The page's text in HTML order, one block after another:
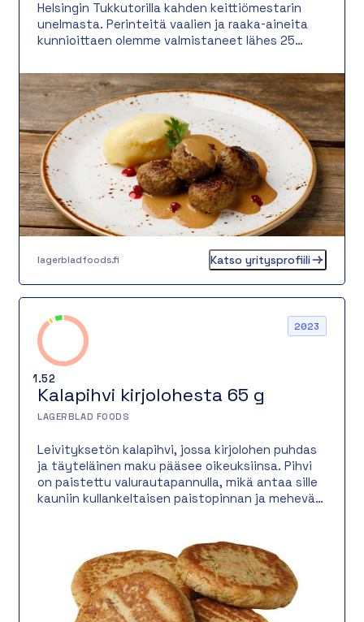
Helsingin Tukkutorilla kahden keittiömestarin
unelmasta. Perinteitä vaalien ja raaka-aineita
kunnioittaen olemme valmistaneet lähes 25
ravintoloiden vaativiin tarpeisiin. Aluksi oli vain
kahden keittiömestarin unelma hyvästä ruoasta
– kuluneina vuosina tuosta unelmasta on
kasvanut monipuolinen ruokatalo. Tänä päivänä
työllistämme jo noin 35 ammattilaista, jotka
ovat tekemässä tuotteitamme ja palvelemassa
asiakkaitamme ja yhteistyökumppaneitamme.
lagerbladfoods.fi Katso yritysprofiili
1.52
2023
Kalapihvi kirjolohesta 65 g
LAGERBLAD FOODS
Leivityksetön kalapihvi, jossa kirjolohen puhdas
ja täyteläinen maku pääsee oikeuksiinsa. Pihvi
on paistettu valurautapannulla, mikä antaa sille
kauniin kullankeltaisen paistopinnan ja mehevän
lämpimäksi ateriaksi esimerkiksi keitettyjen
perunoiden, kermaviilikastikkeen ja
mummonkurkkujen kanssa. Toimii mainiosti
myös kalaburgerin välissä.